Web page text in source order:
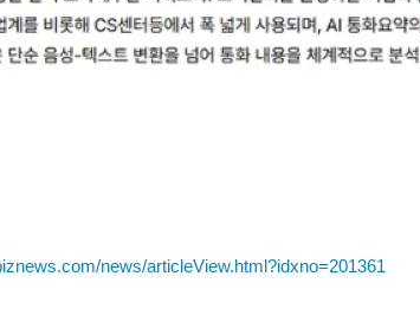
news/articleView.html?idxno=201361